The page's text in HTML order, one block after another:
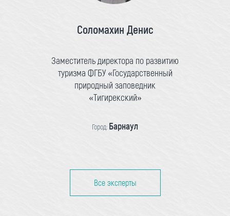
Соломахин Денис
Заместитель директора по развитию
туризма ФГБУ «Государственный
природный заповедник
«Тигирекский»
Город: Барнаул
Все эксперты